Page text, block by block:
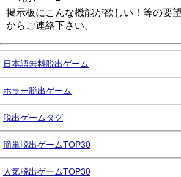
掲示板にこんな機能が欲しい！等の要
からご連絡下さい。
日本語無料脱出ゲーム
ホラー脱出ゲーム
脱出ゲームタグ
簡単脱出ゲームTOP30
人気脱出ゲームTOP30